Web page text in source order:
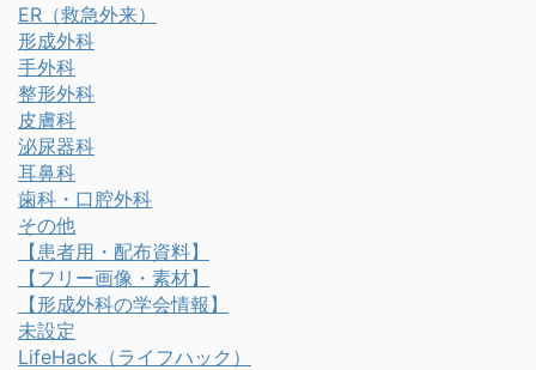
ER（救急外来）
形成外科
手外科
整形外科
皮膚科
泌尿器科
耳鼻科
歯科・口腔外科
その他
【患者用・配布資料】
【フリー画像・素材】
【形成外科の学会情報】
未設定
LifeHack（ライフハック）